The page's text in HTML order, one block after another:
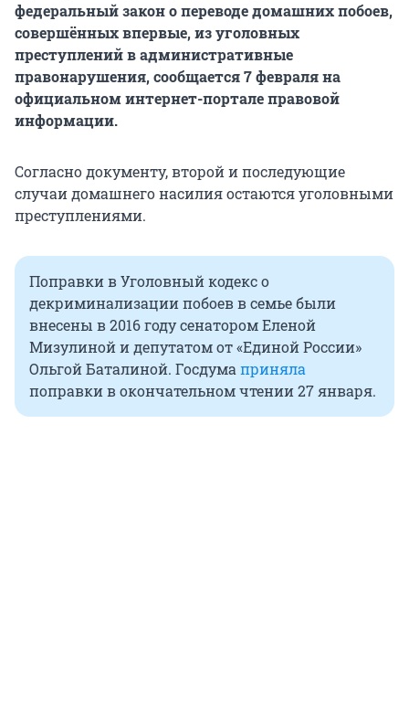
федеральный закон о переводе домашних побоев,
совершённых впервые, из уголовных
преступлений в административные
правонарушения, сообщается 7 февраля на
официальном интернет-портале правовой
информации.
Согласно документу, второй и последующие
случаи домашнего насилия остаются уголовными
преступлениями.
Поправки в Уголовный кодекс о
декриминализации побоев в семье были
внесены в 2016 году сенатором Еленой
Мизулиной и депутатом от «Единой России»
Ольгой Баталиной. Госдума приняла
поправки в окончательном чтении 27 января.